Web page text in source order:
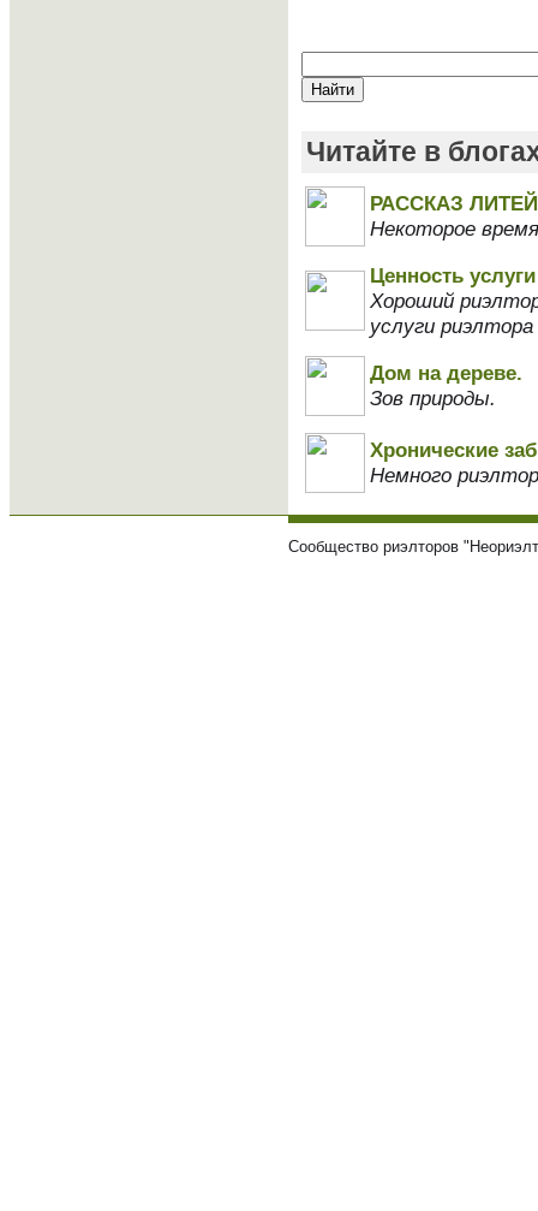
Читайте в
РАССКАЗ
Некоторое
Ценность
Хороший
услуги
Дом на дереве.
Зов природы.
Хронические
Немного
Сообщество риэлторов